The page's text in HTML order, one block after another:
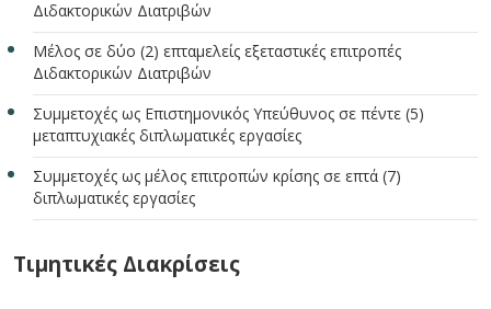
Διδακτορικών Διατριβών
Μέλος σε δύο (2) επταμελείς εξεταστικές επιτροπές
Διδακτορικών Διατριβών
Συμμετοχές ως Επιστημονικός Υπεύθυνος σε πέντε (5)
μεταπτυχιακές διπλωματικές εργασίες
Συμμετοχές ως μέλος επιτροπών κρίσης σε επτά (7)
διπλωματικές εργασίες
Τιμητικές Διακρίσεις